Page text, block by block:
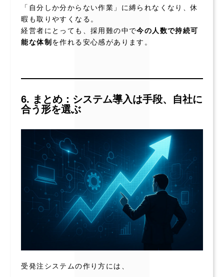
「自分しか分からない作業」に縛られなくなり、休
暇も取りやすくなる。
経営者にとっても、採用難の中で今の人数で持続可
能な体制 を作れる安心感があります。
6. まとめ：システム導入は手段、自社に
合う形を選ぶ
受発注システムの作り方には、